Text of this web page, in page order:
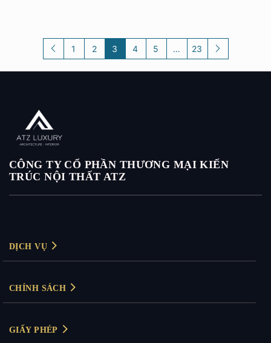
1 2 3 4 5 … 23
CÔNG TY CỔ PHẦN THƯƠNG MẠI KIẾN
TRÚC NỘI THẤT ATZ
DỊCH VỤ
Thiết kế nội thất biệt thự
CHÍNH SÁCH
Chính sách thanh toán
GIẤY PHÉP